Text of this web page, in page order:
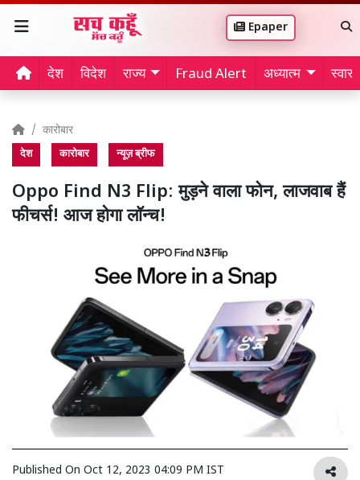
Epaper
देश विदेश राज्य Fraud Alert अध्यात्म
कारोबार
देश कारोबार न्यूज़ ब्रीफ
Oppo Find N3 Flip: मुड़ने वाला फोन, लाजवाब हैं
फीचर्स! आज होगा लॉन्च!
Published On Oct 12, 2023 04:09 PM IST